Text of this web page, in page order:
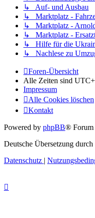
↳ Auf- und Ausbau
↳ Marktplatz -
↳ Marktplatz -
↳ Marktplatz -
↳ Hilfe für die
↳ Nachlese zu
Foren-Übersicht
Alle Zeiten sind
Impressum
Alle Cookies löschen
Kontakt
Powered by phpBB® Forum
Deutsche Übersetzung durch
Datenschutz |